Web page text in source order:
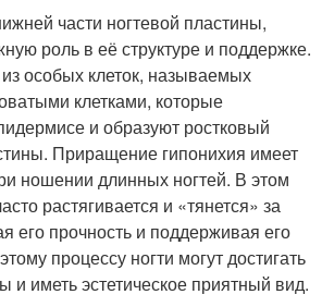
части ногтевой пластины,
роль в её структуре и поддержке.
особых клеток, называемых
клетками, которые
и образуют ростковый
Приращение гипонихия имеет
ношении длинных ногтей. В этом
растягивается и «тянется» за
его прочность и поддерживая его
процессу ногти могут достигать
и иметь эстетическое приятный вид.